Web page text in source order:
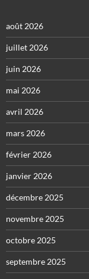
août 2026
juillet 2026
juin 2026
mai 2026
avril 2026
mars 2026
février 2026
janvier 2026
décembre 2025
novembre 2025
octobre 2025
septembre 2025